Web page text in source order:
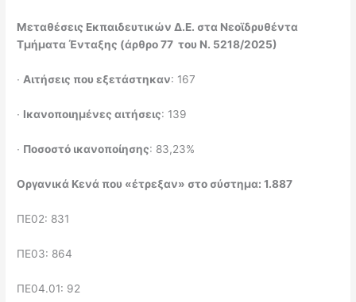
Μεταθέσεις Εκπαιδευτικών Δ.Ε. στα Νεοϊδρυθέντα
Τμήματα Ένταξης (άρθρο 77 του Ν. 5218/2025)
∙Αιτήσεις που εξετάστηκαν: 167
∙ Ικανοποιημένες αιτήσεις: 139
∙ Ποσοστό ικανοποίησης: 83,23%
Οργανικά Κενά που «έτρεξαν» στο σύστημα: 1.887
ΠΕ02: 831
ΠΕ03: 864
ΠΕ04.01: 92